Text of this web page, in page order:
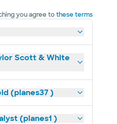
you agree tothese terms
Scott & White
(planes37 )
(planes1 )